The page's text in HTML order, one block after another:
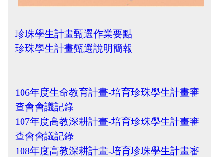
珍珠學生計畫甄選作業要點
珍珠學生計畫甄選說明簡報
106年度生命教育計畫-培育珍珠學生計畫審
查會會議記錄
107年度高教深耕計畫-培育珍珠學生計畫審
查會會議記錄
108年度高教深耕計畫-培育珍珠學生計畫審